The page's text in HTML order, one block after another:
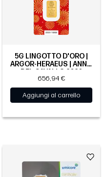
5G LINGOTTO D'ORO |
ARGOR-HERAEUS | ANNO
DEL CAVALLO 2026
656,94 €
Aggiungi al carrello